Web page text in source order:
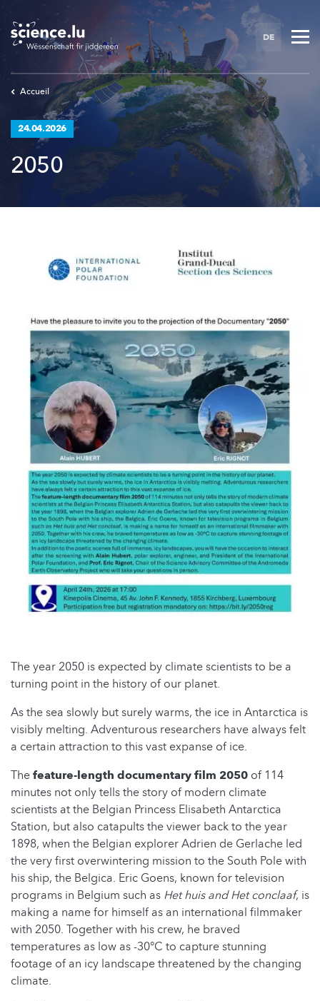
Skip
to
main
content
DE
Accueil
24.04.2026
2050
The year 2050 is expected by climate scientists to be a
turning point in the history of our planet.
As the sea slowly but surely warms, the ice in Antarctica is
visibly melting. Adventurous researchers have always felt
a certain attraction to this vast expanse of ice.
Thefeature-length documentary film 2050 of 114
minutes not only tells the story of modern climate
scientists at the Belgian Princess Elisabeth Antarctica
Station, but also catapults the viewer back to the year
1898, when the Belgian explorer Adrien de Gerlache led
the very first overwintering mission to the South Pole with
his ship, the Belgica. Eric Goens, known for television
programs in Belgium such as Het huis and Het conclaaf, is
making a name for himself as an international filmmaker
with 2050. Together with his crew, he braved
temperatures as low as -30°C to capture stunning
footage of an icy landscape threatened by the changing
climate.